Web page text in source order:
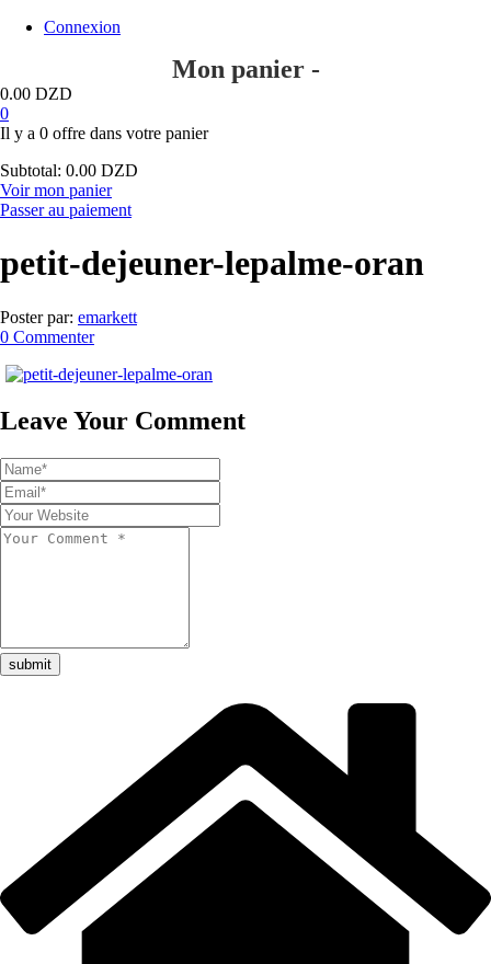
Connexion
Mon panier -
0.00 DZD
0
Il y a 0 offre dans votre panier
Subtotal: 0.00 DZD
Voir mon panier
Passer au paiement
petit-dejeuner-lepalme-oran
Poster par: emarkett
0 Commenter
Leave Your Comment
submit